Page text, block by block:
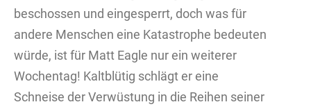
beschossen und eingesperrt, doch was für
andere Menschen eine Katastrophe bedeuten
würde, ist für Matt Eagle nur ein weiterer
Wochentag! Kaltblütig schlägt er eine
Schneise der Verwüstung in die Reihen seiner